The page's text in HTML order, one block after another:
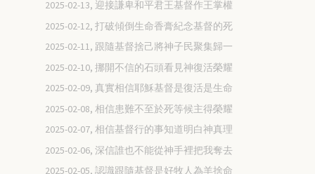
2025-02-13, 迎接謙卑和平君王基督作王掌權
2025-02-12, 打破傾倒生命香膏紀念基督的死
2025-02-11, 跟隨基督捨己將神子民聚集歸一
2025-02-10, 挪開不信的石頭看見神復活榮耀
2025-02-09, 真實相信耶穌基督是復活是生命
2025-02-08, 相信患難不至於死等候主得榮耀
2025-02-07, 相信基督行的事知道明白神真理
2025-02-06, 深信誰也不能從神手裡把我奪去
2025-02-05, 認識跟隨基督是好牧人為羊捨命